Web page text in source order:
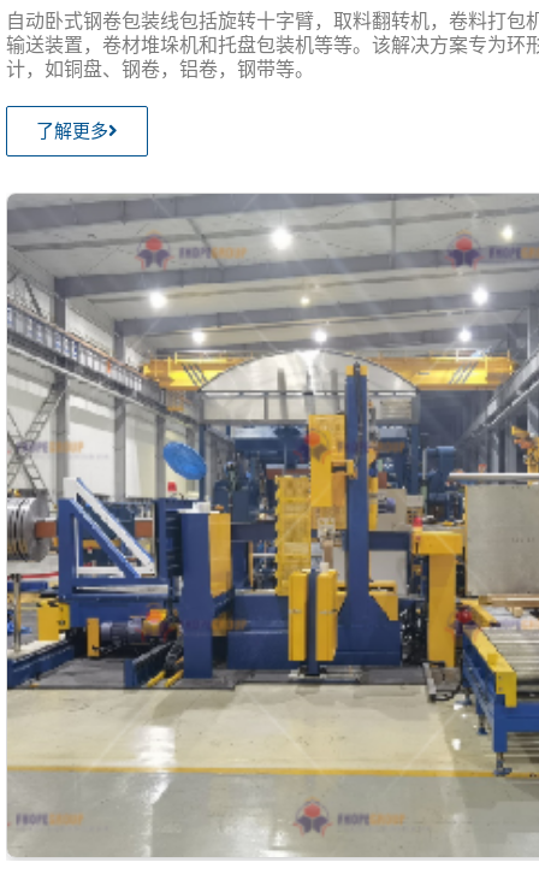
自动卧式钢卷包装线包括旋转十字臂，取料翻转机，卷料打包
输送装置，卷材堆垛机和托盘包装机等等。该解决方案专为环
计，如铜盘、钢卷，铝卷，钢带等。
了解更多